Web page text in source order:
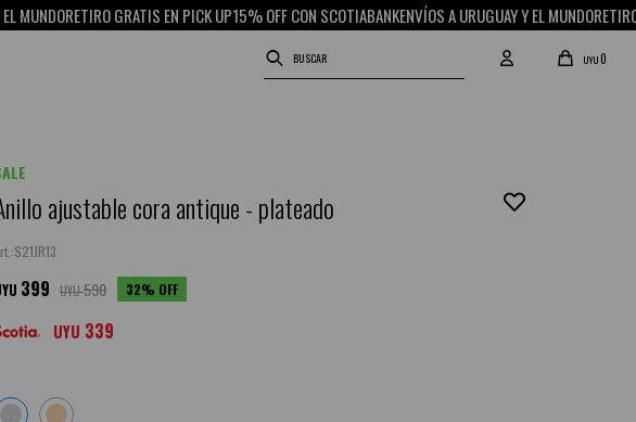
RETIRO GRATIS EN PICK UP15% OFF CON SCOTIABANKENVÍOS A URUGUAY Y EL MUNDORETIRO
UYU0
ajustable cora antique - plateado
S21JR13
399 UYU590 32
UYU 339